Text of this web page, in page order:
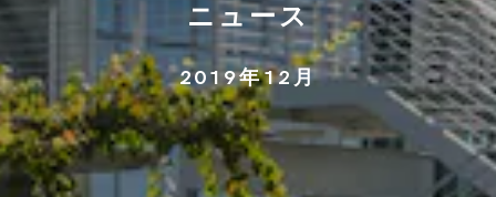
ニュース
2019年12月